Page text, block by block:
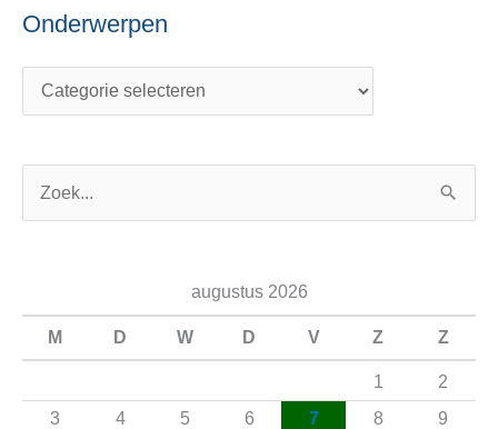
Onderwerpen
a
augustus 2026
M D W D V Z Z
1
2
3
4 5 6 7 8
9